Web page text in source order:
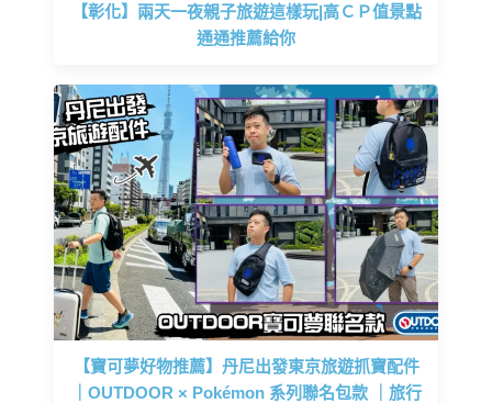
【彰化】兩天一夜親子旅遊這樣玩|高ＣＰ值景點
通通推薦給你
【寶可夢好物推薦】丹尼出發東京旅遊抓寶配件
｜OUTDOOR × Pokémon 系列聯名包款 ｜旅行